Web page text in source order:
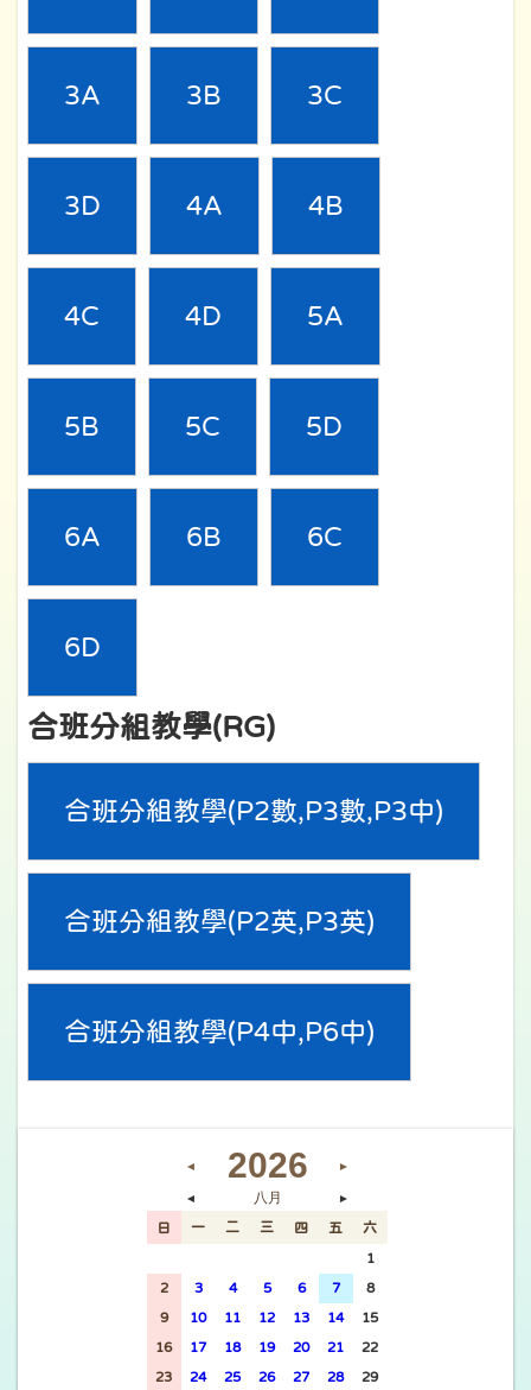
3A 3B 3C
3D 4A 4B
4C 4D 5A
5B 5C 5D
6A 6B 6C
6D
合班分組教學(RG)
合班分組教學(P2數,P3數,P3中)
合班分組教學(P2英,P3英)
合班分組教學(P4中,P6中)
◄ 2026 ►
◄ 八月 ►
日 一 二 三 四 五 六
1
2 3 4 5 6 7 8
9 10 11 12 13 14 15
16 17 18 19 20 21 22
23 24 25 26 27 28 29